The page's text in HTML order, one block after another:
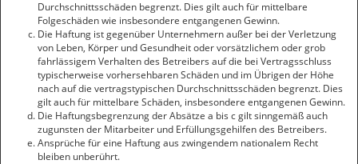
Durchschnittsschäden begrenzt. Dies gilt auch für mittelbare
Folgeschäden wie insbesondere entgangenen Gewinn.
Die Haftung ist gegenüber Unternehmern außer bei der Verletzung
von Leben, Körper und Gesundheit oder vorsätzlichem oder grob
fahrlässigem Verhalten des Betreibers auf die bei Vertragsschluss
typischerweise vorhersehbaren Schäden und im Übrigen der Höhe
nach auf die vertragstypischen Durchschnittsschäden begrenzt. Dies
gilt auch für mittelbare Schäden, insbesondere entgangenen Gewinn.
Die Haftungsbegrenzung der Absätze a bis c gilt sinngemäß auch
zugunsten der Mitarbeiter und Erfüllungsgehilfen des Betreibers.
Ansprüche für eine Haftung aus zwingendem nationalem Recht
bleiben unberührt.